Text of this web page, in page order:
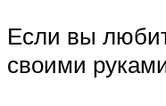
Если вы
своими